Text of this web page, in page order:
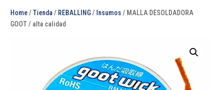
Home/Tienda / REBALLING/ Insumos / MALLA DESOLDADORA
GOOT / alta calidad